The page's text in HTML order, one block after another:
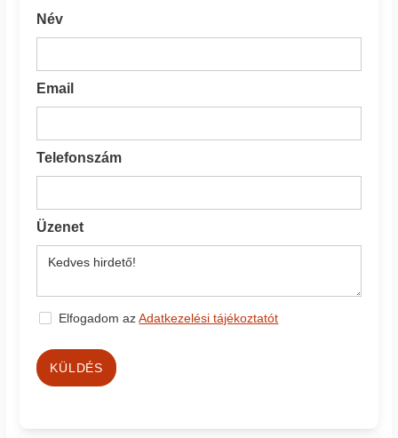
Név
Email
Telefonszám
Üzenet
Elfogadom azAdatkezelési tájékoztatót
KÜLDÉS